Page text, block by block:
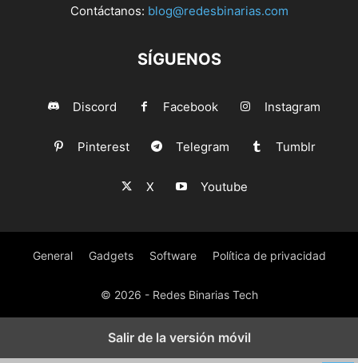
Contáctanos: blog@redesbinarias.com
SÍGUENOS
Discord Facebook Instagram
Pinterest Telegram Tumblr
X Youtube
General Gadgets Software Política de privacidad
© 2026 - Redes Binarias Tech
Salir de la versión móvil